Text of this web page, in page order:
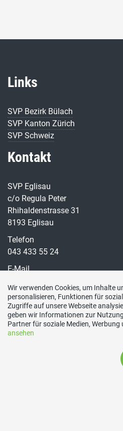
Links
SVP Bezirk Bülach
SVP Kanton Zürich
SVP Schweiz
Kontakt
SVP Eglisau
c/o Regula Peter
Rhihaldenstrasse 31
8193 Eglisau
Telefon
043 433 55 24
E-Mail
PC-Konto
CH73 0070 0354 1537 9012 7
Social Media
Wir verwenden Cookies, um Inhalte
personalisieren, Funktionen für
Zugriffe auf unsere Webseite
geben wir Informationen zur
Partner für soziale Medien, Werbung
ansehen